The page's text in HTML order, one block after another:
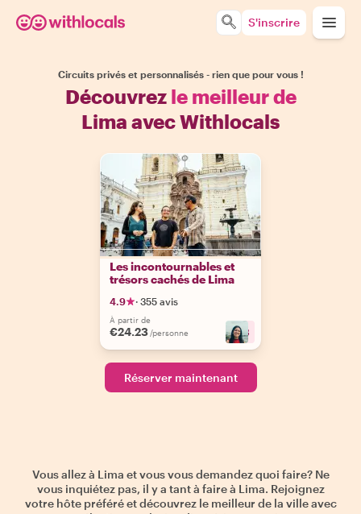
S'inscrire
Circuits privés et personnalisés - rien que pour vous !
Découvrez le meilleur de
Lima avec Withlocals
Les incontournables et
trésors cachés de Lima
4.9 · 355 avis
À partir de
€24.23 /personne +3
Réserver maintenant
Vous allez à Lima et vous vous demandez quoi faire? Ne
vous inquiétez pas, il y a tant à faire à Lima. Rejoignez
votre hôte préféré et découvrez le meilleur de la ville avec